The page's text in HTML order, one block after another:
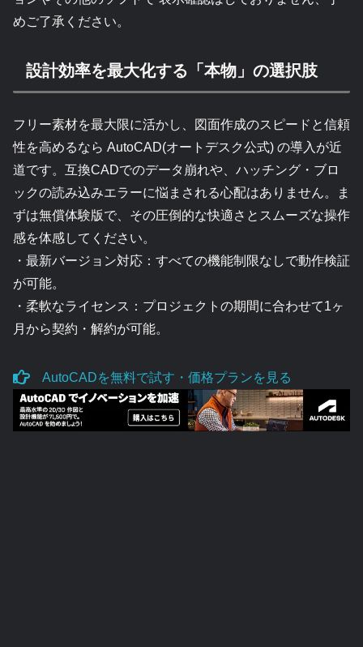
めご了承ください。
設計効率を最大化する「本物」の選択肢
フリー素材を最大限に活かし、図面作成のスピードと信頼
性を高めるなら AutoCAD(オートデスク公式) の導入が近
道です。互換CADでのデータ崩れや、ハッチング・ブロ
ックの読み込みエラーに悩まされる心配はありません。ま
ずは無償体験版で、その圧倒的な快適さとスムーズな操作
感を体感してください。
・最新バージョン対応：すべての機能制限なしで動作検証
が可能。
・柔軟なライセンス：プロジェクトの期間に合わせて1ヶ
月から契約・解約が可能。
AutoCADを無料で試す・価格プランを見る